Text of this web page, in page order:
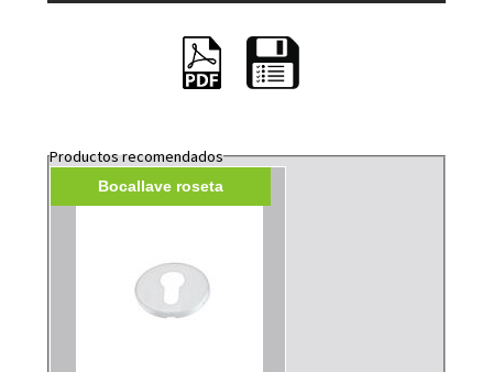
Productos recomendados
Bocallave roseta